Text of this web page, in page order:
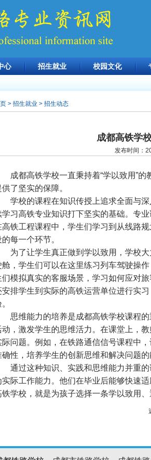
心 招生就业 校园文化
> 招生就业 > 招生动态
成都高铁学
发布时间：
都高铁学校一直秉持着“学以致用”的
供了坚实的保障。
校的课程在知识传授上追求全面与深
学习高铁专业知识打下坚实的基础。专
高铁工程课程中，学生们学习到从线路
的每一个环节。
了让学生真正做到学以致用，学校大
舱，学生们可以在这里练习列车驾驶操
们模拟真实的客服场景，学习如何应对
安排学生到实际的高铁运营单位进行实
维能力的培养是成都高铁学校课程的
动，激发学生的思维活力。在课堂上，
际问题。例如，在铁路通信信号课程中
确性，培养学生的创新思维和解决问题的
过这种知识、实践和思维能力并重的
实际工作能力。他们在毕业后能够快速
铁学校，就是为孩子选择一条学以致用、